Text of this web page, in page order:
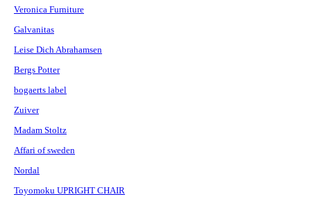
Veronica Furniture
Galvanitas
Leise Dich Abrahamsen
Bergs Potter
bogaerts label
Zuiver
Madam Stoltz
Affari of sweden
Nordal
Toyomoku UPRIGHT CHAIR